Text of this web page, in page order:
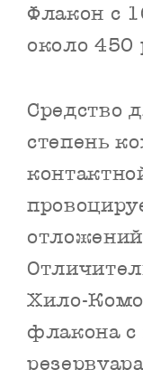
Флакон с
около 450
Средство
степень
Хило-
флакона